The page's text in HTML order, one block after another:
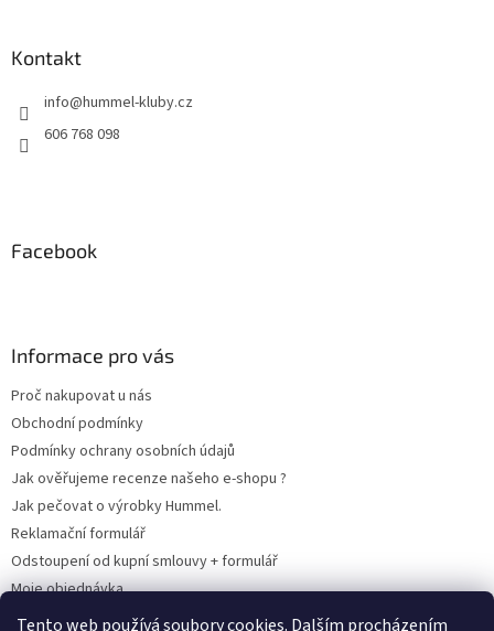
Tento web používá soubory cookies. Dalším procházením
Kontakt
info@hummel-kluby.cz
606 768 098
Facebook
Informace pro vás
Proč nakupovat u nás
Obchodní podmínky
Podmínky ochrany osobních údajů
Jak ověřujeme recenze našeho e-shopu ?
Jak pečovat o výrobky Hummel.
Reklamační formulář
Odstoupení od kupní smlouvy + formulář
Moje objednávka
Odstoupení od smlouvy